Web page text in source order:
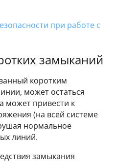
при работе с
замыканий
коротким
может остаться
может привести к
(на всей системе
нормальное
линий.
замыкания